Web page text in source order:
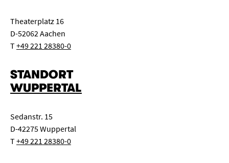
Theaterplatz 16
D-52062 Aachen
T+49 221 28380-0
STANDORT
WUPPERTAL
Sedanstr. 15
D-42275 Wuppertal
T+49 221 28380-0